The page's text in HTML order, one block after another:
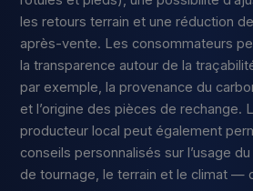
les retours terrain et une réduction
après-vente. Les consommateurs
la transparence autour de la
par exemple, la provenance du
et l’origine des pièces de rechange.
producteur local peut également
conseils personnalisés sur l’usage
de tournage, le terrain et le climat —